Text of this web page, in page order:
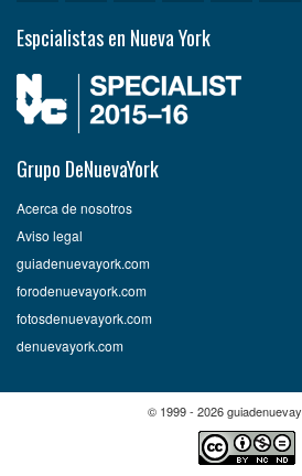
Espcialistas en Nueva York
Grupo DeNuevaYork
Acerca de nosotros
Aviso legal
guiadenuevayork.com
forodenuevayork.com
fotosdenuevayork.com
denuevayork.com
© 1999 - 2026